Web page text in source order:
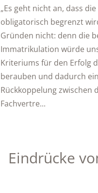
„Es geht nicht an, dass
obligatorisch begrenzt
Gründen nicht: denn die
Immatrikulation würde
Kriteriums für den Erfolg
berauben und dadurch
Rückkoppelung zwischen
Fachvertre...
Eindrücke